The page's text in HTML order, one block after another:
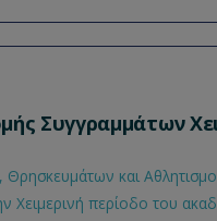
Συγγραμμάτων
Θρησκευμάτων και
Χειμερινή περίοδο του